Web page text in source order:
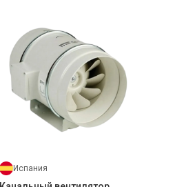
Испания